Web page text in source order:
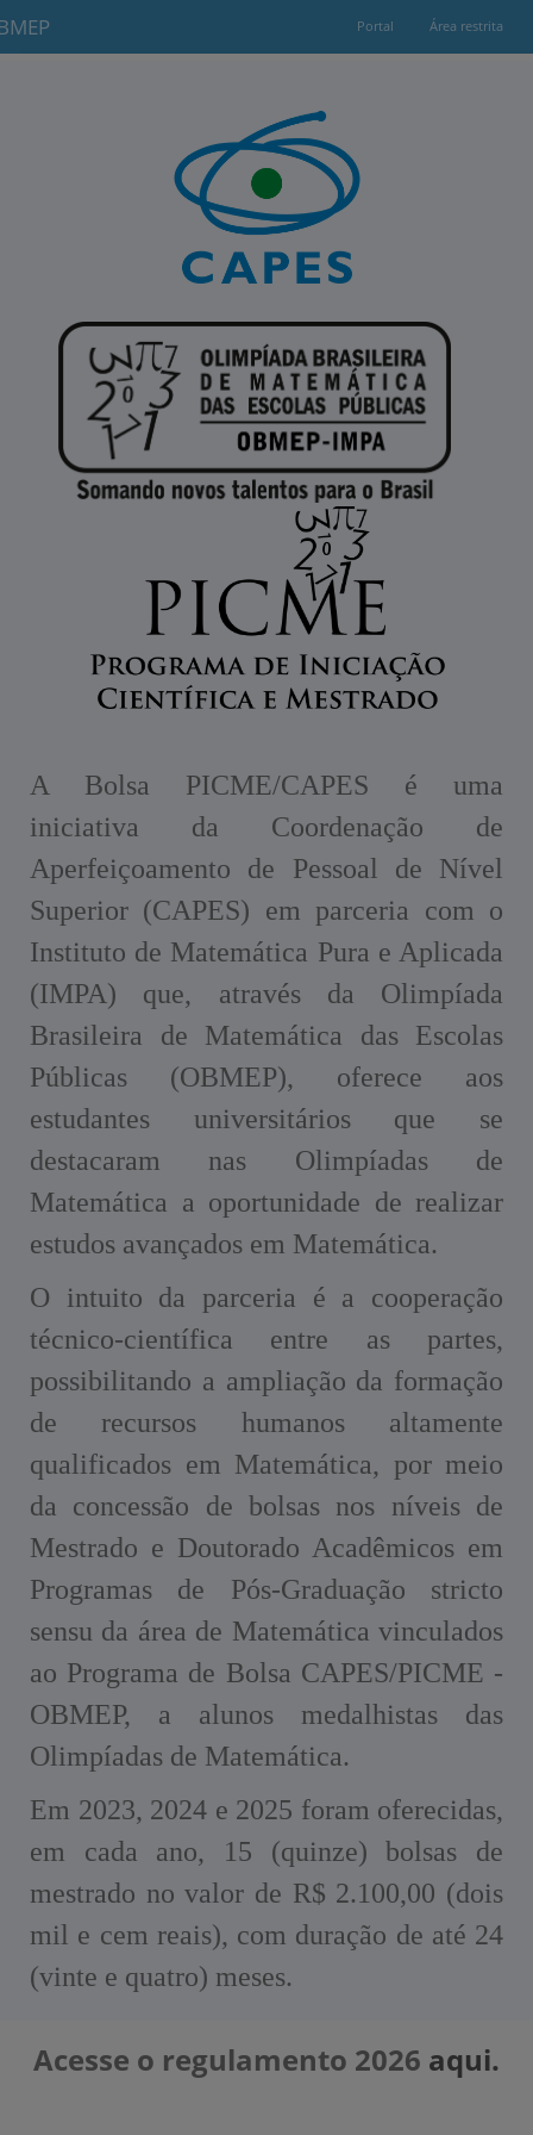
Portal Área restrita
A Bolsa PICME/CAPES é uma
iniciativa da Coordenação de
Aperfeiçoamento de Pessoal de Nível
Superior (CAPES) em parceria com o
Instituto de Matemática Pura e Aplicada
(IMPA) que, através da Olimpíada
Brasileira de Matemática das Escolas
Públicas (OBMEP), oferece aos
estudantes universitários que se
destacaram nas Olimpíadas de
Matemática a oportunidade de realizar
estudos avançados em Matemática.
O intuito da parceria é a cooperação
técnico-científica entre as partes,
possibilitando a ampliação da formação
de recursos humanos altamente
qualificados em Matemática, por meio
da concessão de bolsas nos níveis de
Mestrado e Doutorado Acadêmicos em
Programas de Pós-Graduação stricto
sensu da área de Matemática vinculados
ao Programa de Bolsa CAPES/PICME -
OBMEP, a alunos medalhistas das
Olimpíadas de Matemática.
Em 2023, 2024 e 2025 foram oferecidas,
em cada ano, 15 (quinze) bolsas de
mestrado no valor de R$ 2.100,00 (dois
mil e cem reais), com duração de até 24
(vinte e quatro) meses.
Acesse o regulamento 2026 aqui.